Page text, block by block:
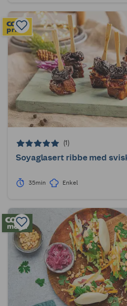
(1)
Soyaglasert ribbe med
35min Enkel